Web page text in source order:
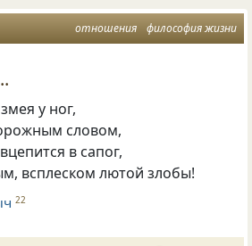
отношения философия жизни
у ног,
словом,
в сапог,
, всплеском лютой злобы!
22